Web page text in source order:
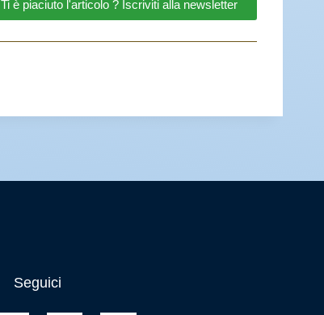
Ti è piaciuto l'articolo ? Iscriviti alla newsletter
Seguici